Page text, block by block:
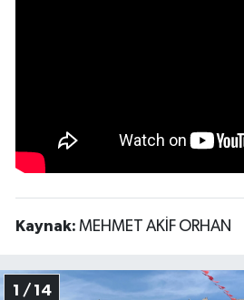
Kaynak: MEHMET AKİF ORHAN
1 / 14